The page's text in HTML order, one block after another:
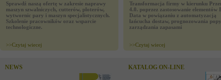
Sprawdź naszą ofertę w zakresie naprawy
maszyn szwalniczych, cutterów, ploterów,
wytwornic pary i maszyn specjalistycznych.
Szkolenie pracowników oraz wsparcie
technologiczne.
>>Czytaj wiecej
Transformacja firmy w kierunku
4.0. poprzez zastosowanie elementów
Data w powiązaniu z automatyzacją
łańcucha dostaw, prognozowania
zarządzania zapasami
>>Czytaj wiecej
NEWS KATALOG ON-LINE